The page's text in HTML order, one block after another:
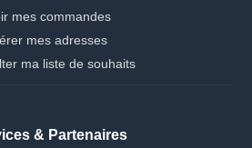
mes commandes
mes adresses
ma liste de souhaits
& Partenaires